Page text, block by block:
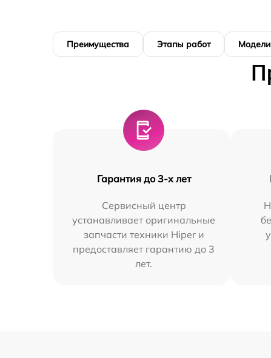
Преимущества Этапы работ Модели
Гарантия до 3-х лет
Сервисный центр
устанавливает оригинальные
запчасти техники Hiper и
предоставляет гарантию до 3
лет.